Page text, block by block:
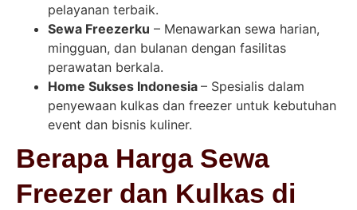
pelayanan terbaik.
Sewa Freezerku – Menawarkan sewa harian,
mingguan, dan bulanan dengan fasilitas
perawatan berkala.
Home Sukses Indonesia – Spesialis dalam
penyewaan kulkas dan freezer untuk kebutuhan
event dan bisnis kuliner.
Berapa Harga Sewa
Freezer dan Kulkas di